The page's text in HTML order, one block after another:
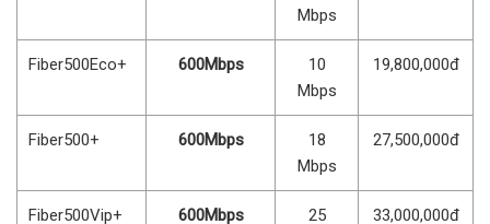
Mbps
Fiber500Eco+ 600Mbps
10
Mbps
19,800,000đ
Fiber500+ 600Mbps
18
Mbps
27,500,000đ
Fiber500Vip+ 600Mbps
25
33,000,000đ